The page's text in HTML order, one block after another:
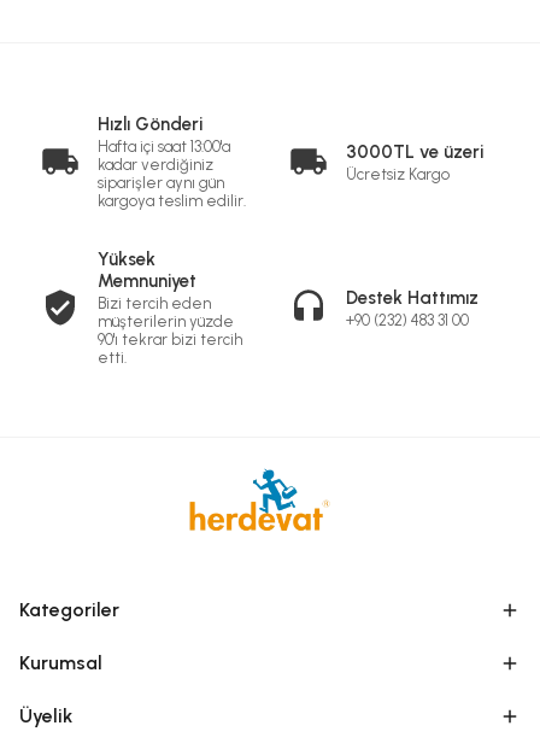
Hızlı Gönderi
Hafta içi saat 13:00'a
kadar verdiğiniz
siparişler aynı gün
kargoya teslim edilir.
3000TL ve üzeri
Ücretsiz Kargo
Yüksek
Memnuniyet
Bizi tercih eden
müşterilerin yüzde
90'ı tekrar bizi tercih
etti.
Destek Hattımız
+90 (232) 483 31 00
Kategoriler
Kurumsal
Üyelik